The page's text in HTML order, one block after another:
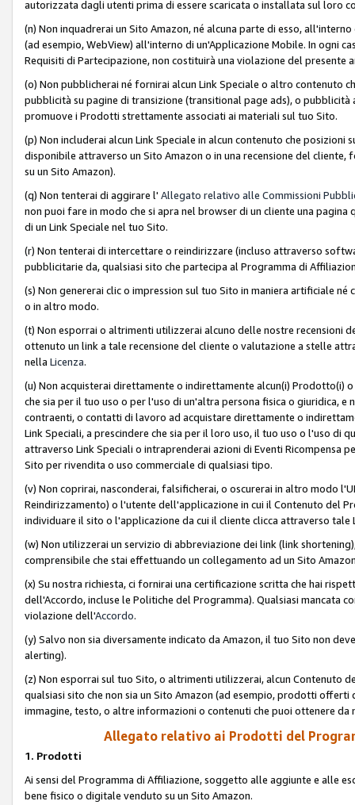
autorizzata dagli utenti prima di essere scaricata o installata sul loro
(n) Non inquadrerai un Sito Amazon, né alcuna parte di esso,
(ad esempio, WebView) all'interno di un'Applicazione Mobile. In ogni
Requisiti di Partecipazione, non costituirà una violazione del presente
(o) Non pubblicherai né fornirai alcun Link Speciale o altro contenuto
pubblicità su pagine di transizione (transitional page ads), o
promuove i Prodotti strettamente associati ai materiali sul tuo Sito.
(p) Non includerai alcun Link Speciale in alcun contenuto che
disponibile attraverso un Sito Amazon o in una recensione del
su un Sito Amazon).
(q) Non tenterai di aggirare l' Allegato relativo alle Commissioni
non puoi fare in modo che si apra nel browser di un cliente una
di un Link Speciale nel tuo Sito.
(r) Non tenterai di intercettare o reindirizzare (incluso attraverso
pubblicitarie da, qualsiasi sito che partecipa al Programma di
(s) Non genererai clic o impression sul tuo Sito in maniera artificiale
o in altro modo.
(t) Non esporrai o altrimenti utilizzerai alcuno delle nostre recensioni
ottenuto un link a tale recensione del cliente o valutazione a stelle
nella Licenza.
(u) Non acquisterai direttamente o indirettamente alcun(i) Prodotto(i)
che sia per il tuo uso o per l'uso di un'altra persona fisica o giuridica,
contraenti, o contatti di lavoro ad acquistare direttamente o
Link Speciali, a prescindere che sia per il loro uso, il tuo uso o l'uso di
attraverso Link Speciali o intraprenderai azioni di Eventi
Sito per rivendita o uso commerciale di qualsiasi tipo.
(v) Non coprirai, nasconderai, falsificherai, o oscurerai in altro modo
Reindirizzamento) o l'utente dell'applicazione in cui il Contenuto del
individuare il sito o l'applicazione da cui il cliente clicca attraverso tale
(w) Non utilizzerai un servizio di abbreviazione dei link (link
comprensibile che stai effettuando un collegamento ad un Sito
(x) Su nostra richiesta, ci fornirai una certificazione scritta che hai
dell'Accordo, incluse le Politiche del Programma). Qualsiasi mancata
violazione dell'Accordo.
(y) Salvo non sia diversamente indicato da Amazon, il tuo Sito non
alerting).
(z) Non esporrai sul tuo Sito, o altrimenti utilizzerai, alcun Contenuto
qualsiasi sito che non sia un Sito Amazon (ad esempio, prodotti
immagine, testo, o altre informazioni o contenuti che puoi ottenere da
Allegato relativo ai Prodotti del
1. Prodotti
Ai sensi del Programma di Affiliazione, soggetto alle aggiunte e alle
bene fisico o digitale venduto su un Sito Amazon.